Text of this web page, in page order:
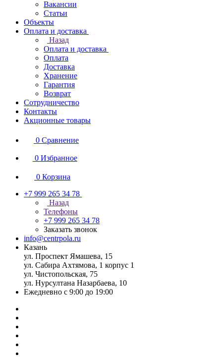
Вакансии
Статьи
Объекты
Оплата и доставка
Назад
Оплата и доставка
Оплата
Доставка
Хранение
Гарантия
Возврат
Сотрудничество
Контакты
Акционные товары
0 Сравнение
0 Избранное
0 Корзина
+7 999 265 34 78
Назад
Телефоны
+7 999 265 34 78
Заказать звонок
info@centrpola.ru
Казань
ул. Проспект Ямашева, 15
ул. Сабира Ахтямова, 1 корпус 1
ул. Чистопольская, 75
ул. Нурсултана Назарбаева, 10
Ежедневно с 9:00 до 19:00